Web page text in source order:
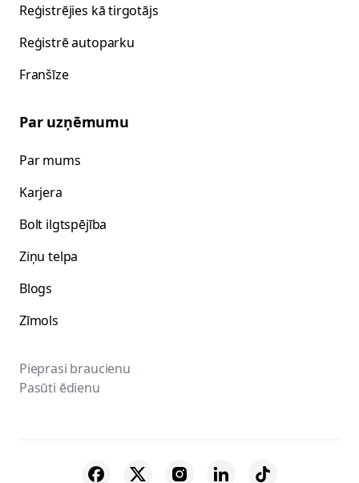
Reģistrējies kā tirgotājs
Reģistrē autoparku
Franšīze
Par uzņēmumu
Par mums
Karjera
Bolt ilgtspējība
Ziņu telpa
Blogs
Zīmols
Pieprasi braucienu
Pasūti ēdienu